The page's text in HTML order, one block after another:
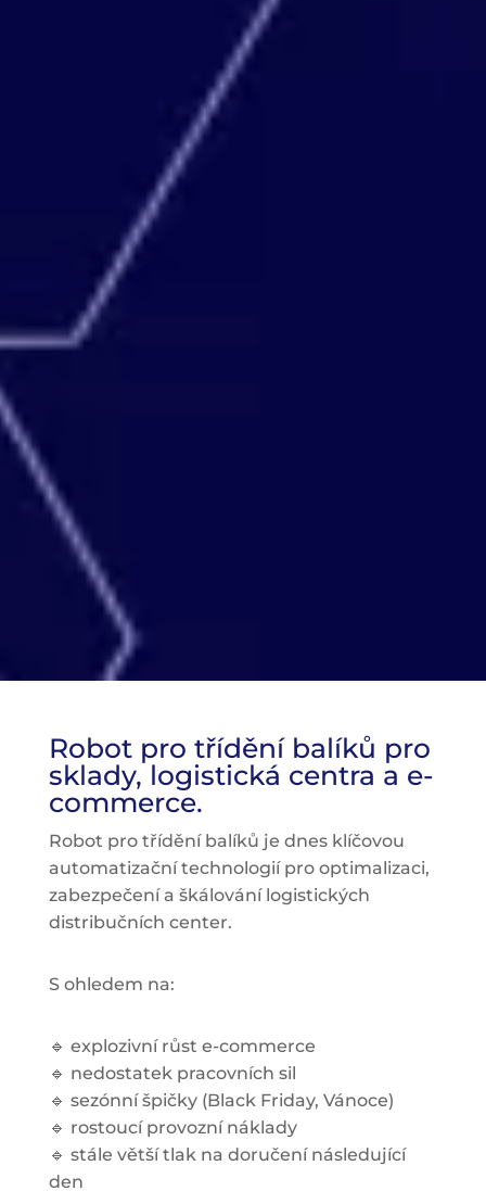
Robot pro třídění balíků pro
sklady, logistická centra a e-
commerce.
Robot pro třídění balíků je dnes klíčovou
automatizační technologií pro optimalizaci,
zabezpečení a škálování logistických
distribučních center.
S ohledem na:
🔹 explozivní růst e-commerce
🔹 nedostatek pracovních sil
🔹 sezónní špičky (Black Friday, Vánoce)
🔹 rostoucí provozní náklady
🔹 stále větší tlak na doručení následující
den